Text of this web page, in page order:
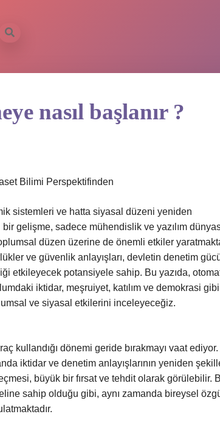
nasıl başlanır ?
Bilimi Perspektifinden
sistemleri ve hatta siyasal düzeni yeniden
gelişme, sadece mühendislik ve yazılım
düzen üzerine de önemli etkiler
ve güvenlik anlayışları, devletin denetim
etkileyecek potansiyele sahip. Bu yazıda,
iktidar, meşruiyet, katılım ve demokrasi gibi
ve siyasal etkilerini inceleyeceğiz.
kullandığı dönemi geride bırakmayı vaat
iktidar ve denetim anlayışlarının yeniden
büyük bir fırsat ve tehdit olarak görülebilir.
sahip olduğu gibi, aynı zamanda bireysel